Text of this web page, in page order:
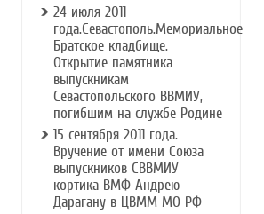
24 июля 2011
года.Севастополь.Мемориальное
Братское кладбище.
Открытие памятника
выпускникам
Севастопольского ВВМИУ,
погибшим на службе Родине
15 сентября 2011 года.
Вручение от имени Союза
выпускников СВВМИУ
кортика ВМФ Андрею
Дарагану в ЦВММ МО РФ